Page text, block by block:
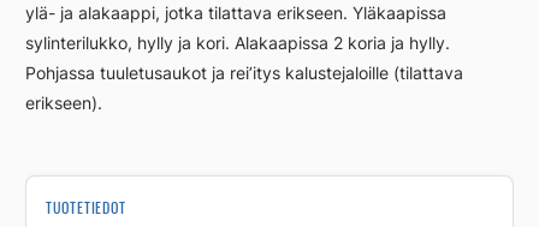
määrä
ylä- ja alakaappi, jotka tilattava erikseen. Yläkaapissa
sylinterilukko, hylly ja kori. Alakaapissa 2 koria ja hylly.
Pohjassa tuuletusaukot ja rei’itys kalustejaloille (tilattava
erikseen).
TUOTETIEDOT